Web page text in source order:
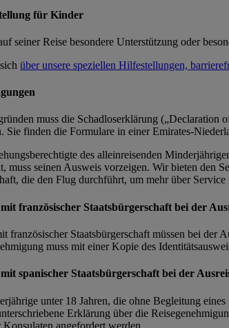
für Kinder
seiner Reise besondere Unterstützung oder
über unsere speziellen Hilfestellungen,
muss die Schadloserklärung
Sie finden die Formulare in einer Emirates-
des alleinreisenden
muss seinen Ausweis vorzeigen. Wir bieten den
die den Flug durchführt, um mehr über
französischer Staatsbürgerschaft bei der
französischer Staatsbürgerschaft müssen bei der
muss mit einer Kopie des
spanischer Staatsbürgerschaft bei der
unter 18 Jahren, die ohne Begleitung
Erklärung über die
Konsulaten angefordert werden.